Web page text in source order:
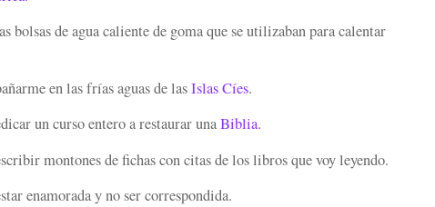
bolsas de agua caliente de goma que se utilizaban para calentar
en las frías aguas de lasIslas Cíes.
un curso entero a restaurar unaBiblia.
montones de fichas con citas de los libros que voy leyendo.
enamorada y no ser correspondida.